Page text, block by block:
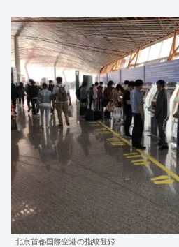
北京首都国際空港の指紋登録